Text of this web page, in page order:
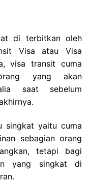
di terbitkan oleh
Visa atau Visa
visa transit cuma
yang akan
saat sebelum
singkat yaitu cuma
sebagian orang
tetapi bagi
yang singkat di